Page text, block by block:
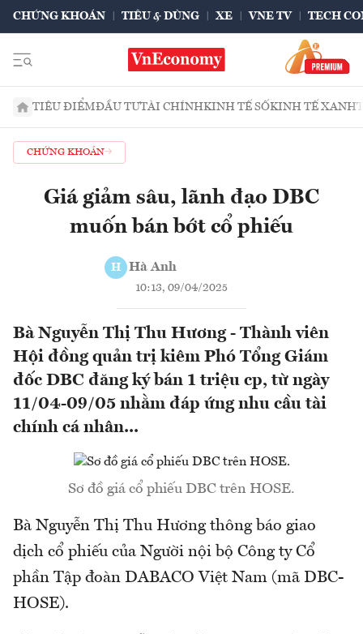
CHỨNG KHOÁN TIÊU & DÙNG XE VNE TV TECH
TIÊU ĐIỂMĐẦU TƯTÀI CHÍNHKINH TẾ SỐKINH TẾ XANH
CHỨNG KHOÁN
Giá giảm sâu, lãnh đạo DBC
muốn bán bớt cổ phiếu
H Hà Anh
10:13, 09/04/2025
Bà Nguyễn Thị Thu Hương - Thành viên
Hội đồng quản trị kiêm Phó Tổng Giám
đốc DBC đăng ký bán 1 triệu cp, từ ngày
11/04-09/05 nhằm đáp ứng nhu cầu tài
chính cá nhân...
Sơ đồ giá cổ phiếu DBC trên HOSE.
Bà Nguyễn Thị Thu Hương thông báo giao
dịch cổ phiếu của Người nội bộ Công ty Cổ
phần Tập đoàn DABACO Việt Nam (mã DBC-
HOSE).